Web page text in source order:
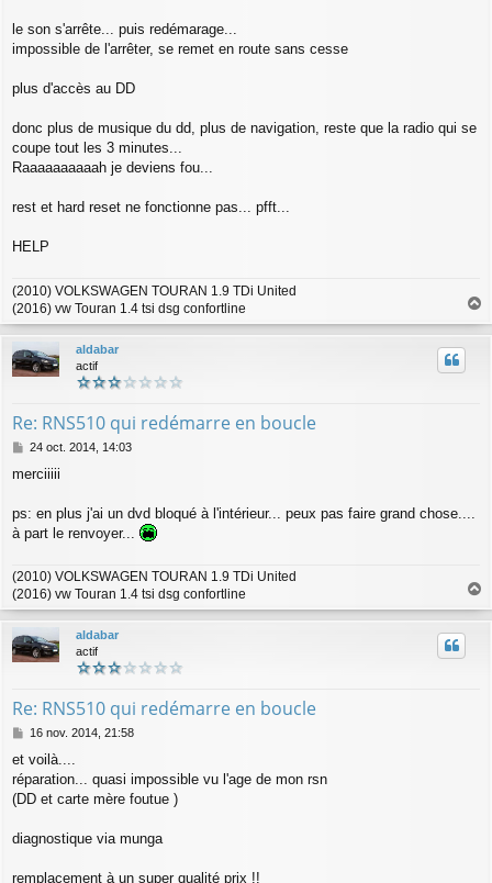
le son s'arrête... puis redémarage...
impossible de l'arrêter, se remet en route sans cesse
plus d'accès au DD
donc plus de musique du dd, plus de navigation, reste que la radio qui se
coupe tout les 3 minutes...
Raaaaaaaaaah je deviens fou...
rest et hard reset ne fonctionne pas... pfft...
HELP
(2010) VOLKSWAGEN TOURAN 1.9 TDi United
(2016) vw Touran 1.4 tsi dsg confortline
u
aldabar
actif
Re: RNS510 qui redémarre en boucle
M
s
a
g
e
24 oct. 2014, 14:03
merciiiii
ps: en plus j'ai un dvd bloqué à l'intérieur... peux pas faire grand chose....
à part le renvoyer...
(2010) VOLKSWAGEN TOURAN 1.9 TDi United
(2016) vw Touran 1.4 tsi dsg confortline
a
u
aldabar
actif
Re: RNS510 qui redémarre en boucle
M
s
s
a
16 nov. 2014, 21:58
et voilà....
réparation... quasi impossible vu l'age de mon rsn
(DD et carte mère foutue )
diagnostique via munga
remplacement à un super qualité prix !!